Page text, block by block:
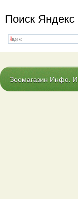
Поиск Яндекс
Зоомагазин Инфо.